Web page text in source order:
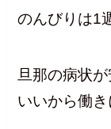
のんびりは1
旦那の病状
いいから働き